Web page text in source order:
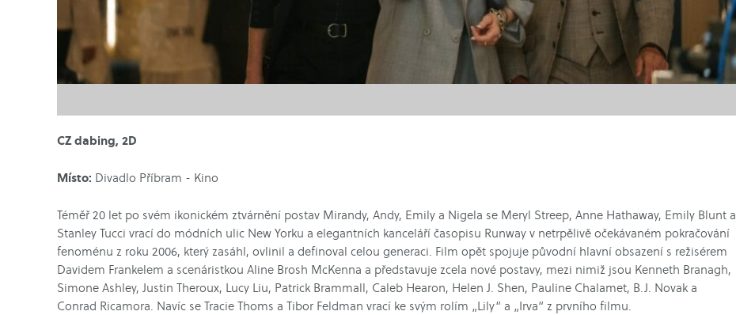
CZ dabing, 2D
Místo: Divadlo Příbram - Kino
Téměř 20 let po svém ikonickém ztvárnění postav Mirandy, Andy, Emily a Nigela se Meryl Streep, Anne Hathaway, Emily Blunt a
Stanley Tucci vrací do módních ulic New Yorku a elegantních kanceláří časopisu Runway v netrpělivě očekávaném pokračování
fenoménu z roku 2006, který zasáhl, ovlinil a definoval celou generaci. Film opět spojuje původní hlavní obsazení s režisérem
Davidem Frankelem a scenáristkou Aline Brosh McKenna a představuje zcela nové postavy, mezi nimiž jsou Kenneth Branagh,
Simone Ashley, Justin Theroux, Lucy Liu, Patrick Brammall, Caleb Hearon, Helen J. Shen, Pauline Chalamet, B.J. Novak a
Conrad Ricamora. Navíc se Tracie Thoms a Tibor Feldman vrací ke svým rolím „Lily“ a „Irva“ z prvního filmu.